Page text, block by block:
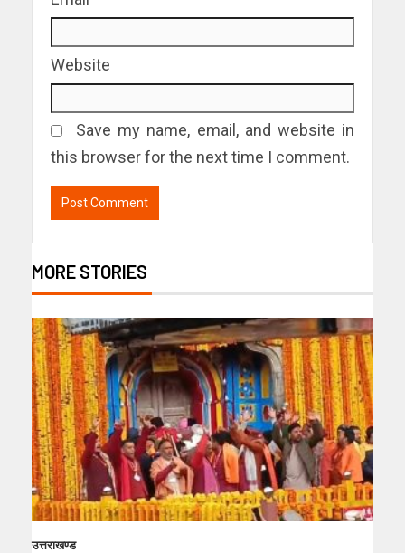
Website
Save my name, email, and website in
this browser for the next time I comment.
MORE STORIES
उत्तराखण्ड